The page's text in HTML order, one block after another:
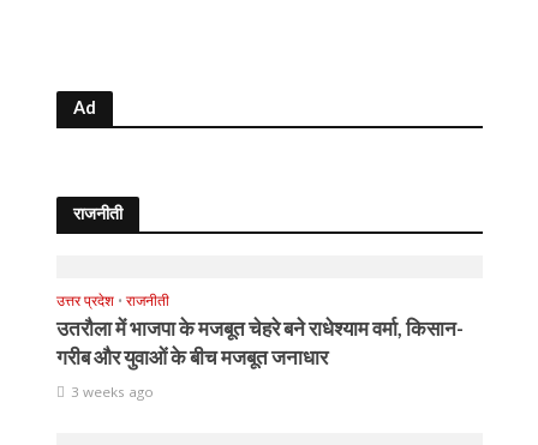
Ad
राजनीती
उत्तर प्रदेश • राजनीती
उतरौला में भाजपा के मजबूत चेहरे बने राधेश्याम वर्मा, किसान-
गरीब और युवाओं के बीच मजबूत जनाधार
3 weeks ago